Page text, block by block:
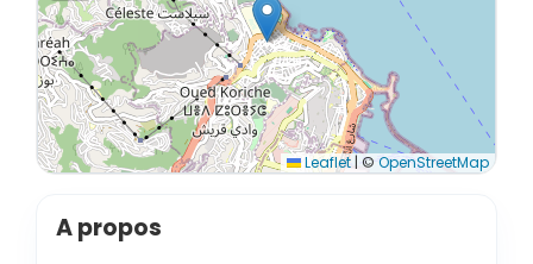
Leaflet | © OpenStreetMap
A propos